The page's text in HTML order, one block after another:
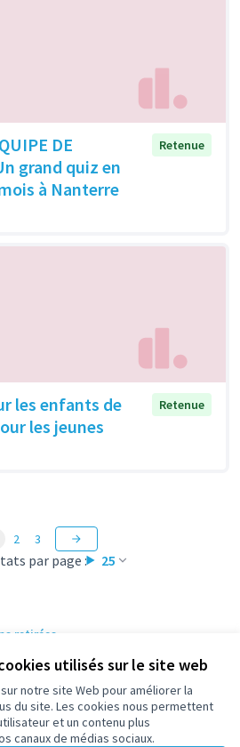
utilisés sur le site web
notre site Web pour améliorer la
du site. Les cookies nous permettent
et un contenu plus
canaux de médias sociaux.
DE
grand quiz en
à Nanterre
Retenue
les enfants de
les jeunes
Retenue
par page : 25
2 3
retirées
Facebook
sur Instagram
sur YouTube
sur GitHub